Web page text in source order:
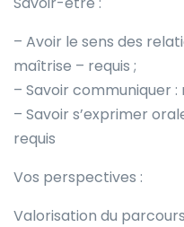
– Avoir le sens des
maîtrise – requis ;
– Savoir communiquer
– Savoir s’exprimer
requis
Vos perspectives :
Valorisation du